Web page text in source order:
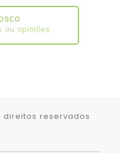
ou opiniões
direitos reservados